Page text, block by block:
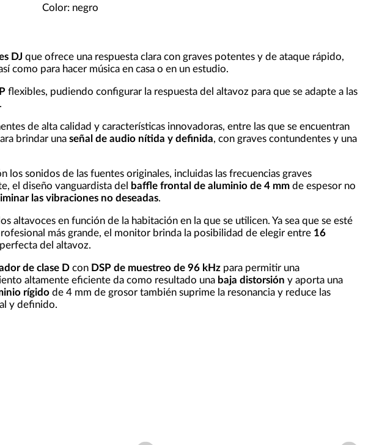
Color: negro
DJ que ofrece una respuesta clara con graves potentes y de ataque rápido,
como para hacer música en casa o en un estudio.
flexibles, pudiendo configurar la respuesta del altavoz para que se adapte a las
de alta calidad y características innovadoras, entre las que se encuentran
brindar unaseñal de audio nítida y definida, con graves contundentes y una
sonidos de las fuentes originales, incluidas las frecuencias graves
el diseño vanguardista del baffle frontal de aluminio de 4 mmde espesor no
las vibraciones no deseadas.
altavoces en función de la habitación en la que se utilicen. Ya sea que se esté
más grande, el monitor brinda la posibilidad de elegir entre 16
del altavoz.
de clase DconDSP de muestreo de 96 kHzpara permitir una
altamente eficiente da como resultado una baja distorsión y aporta una
rígidode 4 mm de grosor también suprime la resonancia y reduce las
y definido.